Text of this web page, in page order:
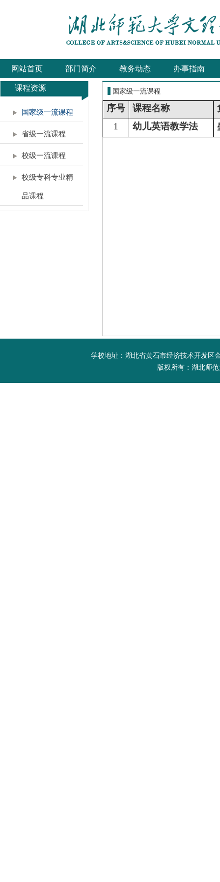
网站首页 部门简介 教务动态 办事指南
课程资源
国家级一流课程
省级一流课程
校级一流课程
校级专科专业精
品课程
国家级一流课程
序号 课程名称
1
幼儿英语教学法
学校地址：湖北省黄石市经济技术开发
版权所有：湖北师